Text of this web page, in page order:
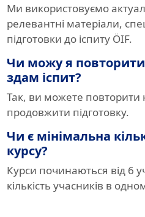
Ми використовуємо
релевантні матеріали,
підготовки до іспиту ÖIF.
Чи можу я
здам іспит?
Так, ви можете повторити
продовжити підготовку.
Чи є мінімальна
курсу?
Курси починаються від 6
кількість учасників в